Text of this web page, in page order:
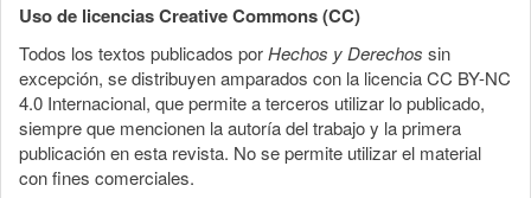
Uso de licencias Creative Commons (CC)
Todos los textos publicados porHechos y Derechos sin
excepción, se distribuyen amparados con la licencia CC BY-NC
4.0 Internacional, que permite a terceros utilizar lo publicado,
siempre que mencionen la autoría del trabajo y la primera
publicación en esta revista. No se permite utilizar el material
con fines comerciales.